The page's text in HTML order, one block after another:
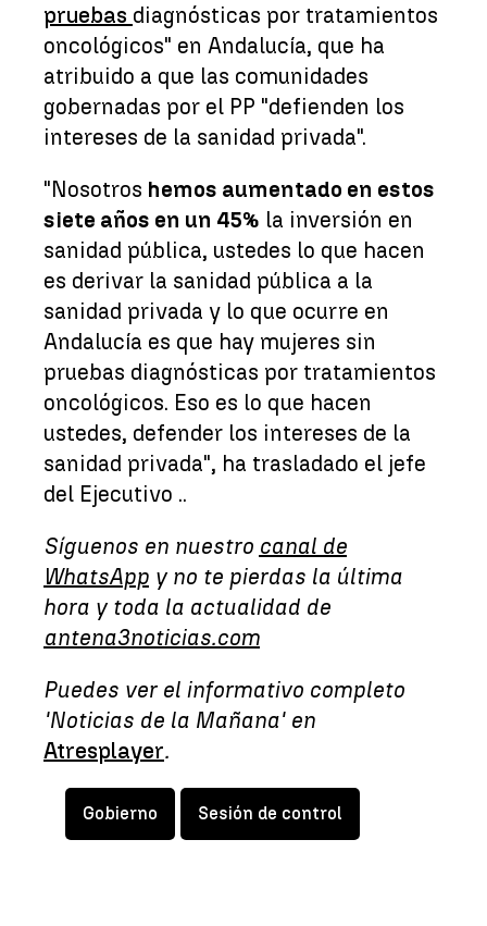
pruebas diagnósticas por tratamientos
oncológicos" en Andalucía, que ha
atribuido a que las comunidades
gobernadas por el PP "defienden los
intereses de la sanidad privada".
"Nosotros hemos aumentado en estos
siete años en un 45% la inversión en
sanidad pública, ustedes lo que hacen
es derivar la sanidad pública a la
sanidad privada y lo que ocurre en
Andalucía es que hay mujeres sin
pruebas diagnósticas por tratamientos
oncológicos. Eso es lo que hacen
ustedes, defender los intereses de la
sanidad privada", ha trasladado el jefe
del Ejecutivo ..
Síguenos en nuestro canal de
WhatsApp y no te pierdas la última
hora y toda la actualidad de
antena3noticias.com
Puedes ver el informativo completo
'Noticias de la Mañana' en
Atresplayer.
Gobierno Sesión de control